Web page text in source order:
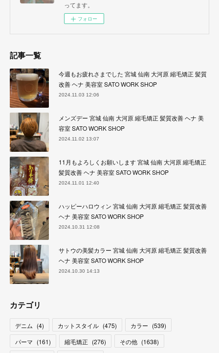
ってます。
フォロー
記事一覧
今週もお疲れさまでした 宮城 仙南 大河原 縮毛矯正 髪質
改善 ヘナ 美容室 SATO WORK SHOP
2024.11.03 12:06
メンズデー 宮城 仙南 大河原 縮毛矯正 髪質改善 ヘナ 美
容室 SATO WORK SHOP
2024.11.02 13:07
11月もよろしくお願いします 宮城 仙南 大河原 縮毛矯正
髪質改善 ヘナ 美容室 SATO WORK SHOP
2024.11.01 12:40
ハッピーハロウィン 宮城 仙南 大河原 縮毛矯正 髪質改善
ヘナ 美容室 SATO WORK SHOP
2024.10.31 12:08
サトウの美髪カラー 宮城 仙南 大河原 縮毛矯正 髪質改善
ヘナ 美容室 SATO WORK SHOP
2024.10.30 14:13
カテゴリ
デニム (4) カットスタイル (475) カラー (539)
パーマ (161) 縮毛矯正 (276) その他 (1638)